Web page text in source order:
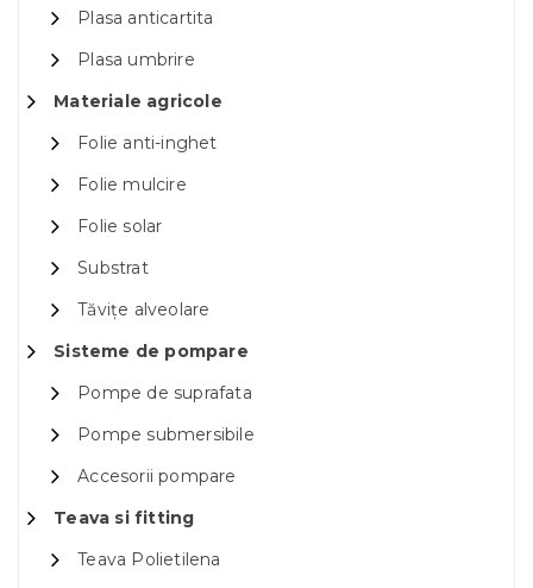
Plasa anticartita
Plasa umbrire
Materiale agricole
Folie anti-inghet
Folie mulcire
Folie solar
Substrat
Tăvițe alveolare
Sisteme de pompare
Pompe de suprafata
Pompe submersibile
Accesorii pompare
Teava si fitting
Teava Polietilena